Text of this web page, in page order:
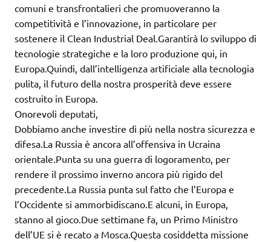
comuni e transfrontalieri che promuoveranno la
competitività e l’innovazione, in particolare per
sostenere il Clean Industrial Deal.Garantirà lo sviluppo di
tecnologie strategiche e la loro produzione qui, in
Europa.Quindi, dall’intelligenza artificiale alla tecnologia
pulita, il futuro della nostra prosperità deve essere
costruito in Europa.
Onorevoli deputati,
Dobbiamo anche investire di più nella nostra sicurezza e
difesa.La Russia è ancora all’offensiva in Ucraina
orientale.Punta su una guerra di logoramento, per
rendere il prossimo inverno ancora più rigido del
precedente.La Russia punta sul fatto che l’Europa e
l’Occidente si ammorbidiscano.E alcuni, in Europa,
stanno al gioco.Due settimane fa, un Primo Ministro
dell’UE si è recato a Mosca.Questa cosiddetta missione